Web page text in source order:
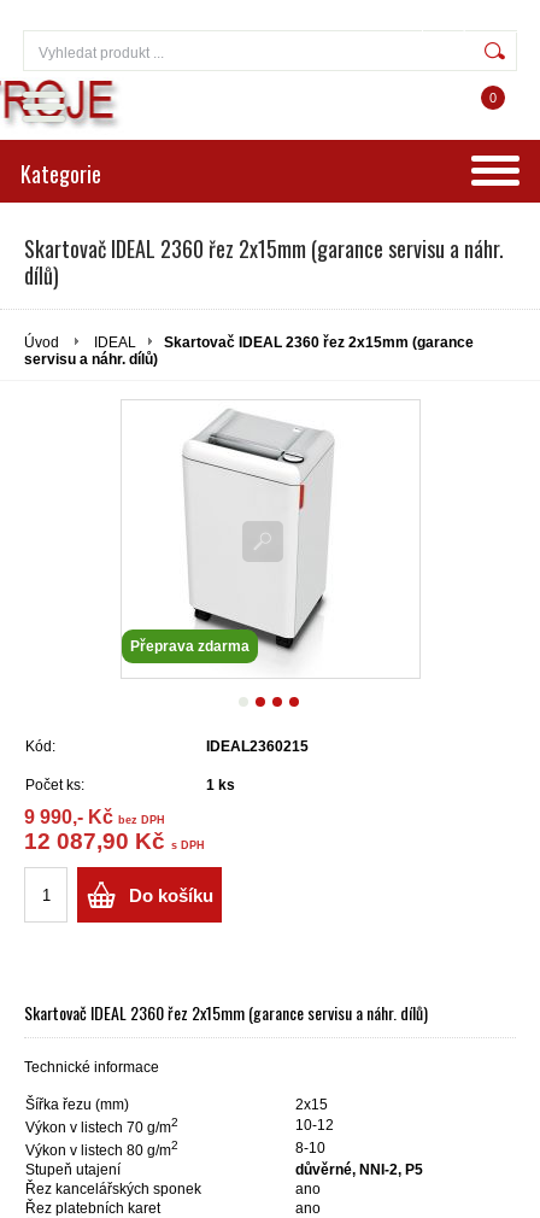
0
Kategorie
Skartovač IDEAL 2360 řez 2x15mm (garance servisu a náhr.
dílů)
Úvod IDEAL
Skartovač IDEAL 2360 řez 2x15mm (garance
servisu a náhr. dílů)
Přeprava zdarma
Kód: IDEAL2360215
Počet ks: 1 ks
9 990,- Kč bez DPH
12 087,90 Kč s DPH
Do košíku
Skartovač IDEAL 2360 řez 2x15mm (garance servisu a náhr. dílů)
Technické informace
Šířka řezu (mm)
2x15
Výkon v listech 70 g/m2
10-12
Výkon v listech 80 g/m2
8-10
Stupeň utajení
důvěrné, NNI-2, P5
Řez kancelářských sponek
ano
Řez platebních karet
ano